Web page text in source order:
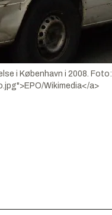
i København i 2008. Foto:
Wikimedia</a>